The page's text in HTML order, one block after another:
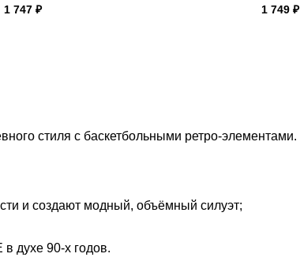
1 747 ₽ 1 749 ₽
стиля с баскетбольными ретро-элементами.
и создают модный, объёмный силуэт;
духе 90-х годов.